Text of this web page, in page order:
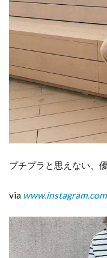
5
ま
プチプラと思えない、
via www.instagram.com